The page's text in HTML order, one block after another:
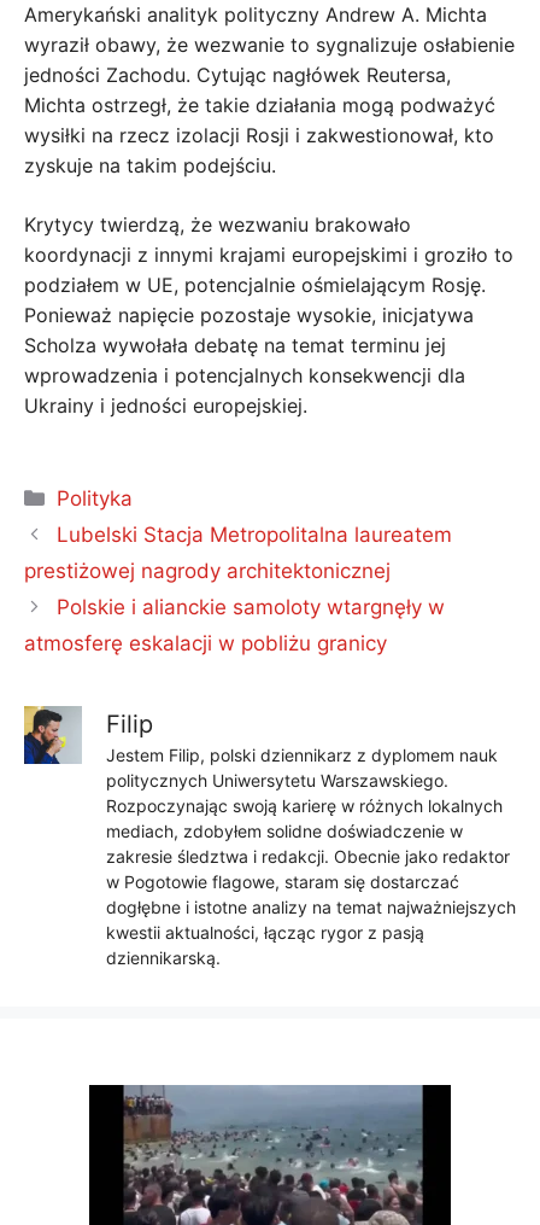
Amerykański analityk polityczny Andrew A. Michta
wyraził obawy, że wezwanie to sygnalizuje osłabienie
jedności Zachodu. Cytując nagłówek Reutersa,
Michta ostrzegł, że takie działania mogą podważyć
wysiłki na rzecz izolacji Rosji i zakwestionował, kto
zyskuje na takim podejściu.
Krytycy twierdzą, że wezwaniu brakowało
koordynacji z innymi krajami europejskimi i groziło to
podziałem w UE, potencjalnie ośmielającym Rosję.
Ponieważ napięcie pozostaje wysokie, inicjatywa
Scholza wywołała debatę na temat terminu jej
wprowadzenia i potencjalnych konsekwencji dla
Ukrainy i jedności europejskiej.
Kategorie
Polityka
Lubelski Stacja Metropolitalna laureatem
prestiżowej nagrody architektonicznej
Polskie i alianckie samoloty wtargnęły w
atmosferę eskalacji w pobliżu granicy
Filip
Jestem Filip, polski dziennikarz z dyplomem nauk
politycznych Uniwersytetu Warszawskiego.
Rozpoczynając swoją karierę w różnych lokalnych
mediach, zdobyłem solidne doświadczenie w
zakresie śledztwa i redakcji. Obecnie jako redaktor
w Pogotowie flagowe, staram się dostarczać
dogłębne i istotne analizy na temat najważniejszych
kwestii aktualności, łącząc rygor z pasją
dziennikarską.